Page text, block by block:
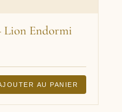
Lion Endormi
AU PANIER